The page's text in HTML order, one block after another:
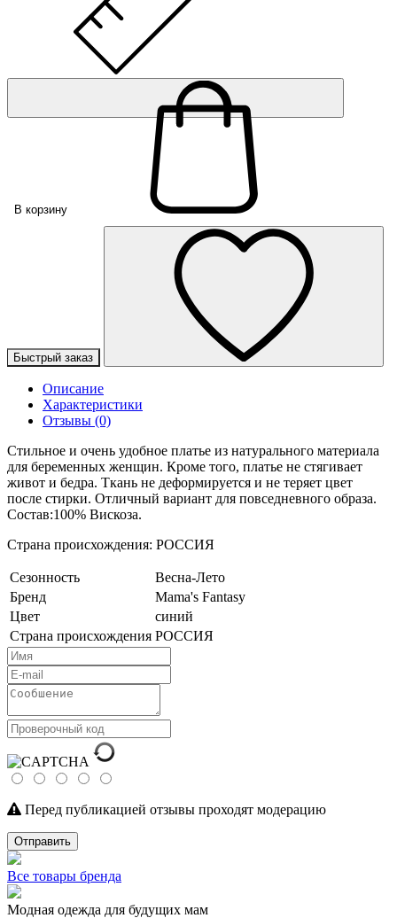
В корзину
Быстрый заказ
Описание
Характеристики
Отзывы (0)
Стильное и очень удобное платье из натурального материала
для беременных женщин. Кроме того, платье не стягивает
живот и бедра. Ткань не деформируется и не теряет цвет
после стирки. Отличный вариант для повседневного образа.
Состав:100% Вискоза.
Страна происхождения: РОССИЯ
Сезонность
Весна-Лето
Бренд
Mama's Fantasy
Цвет
синий
Страна происхождения РОССИЯ
Перед публикацией отзывы проходят модерацию
Отправить
Все товары бренда
Модная одежда для будущих мам